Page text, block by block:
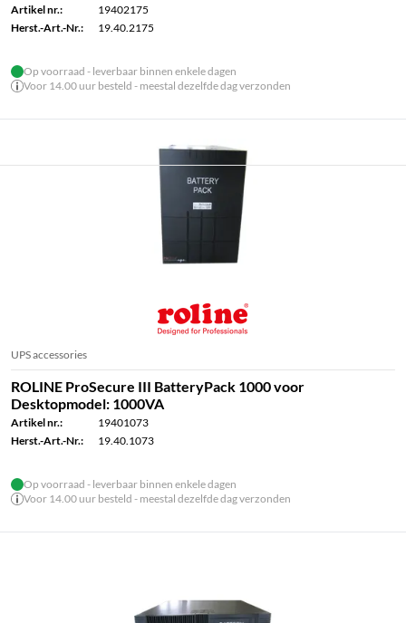
Artikel nr.:
19402175
Herst.-Art.-Nr.:
19.40.2175
Op voorraad - leverbaar binnen enkele dagen
Voor 14.00 uur besteld - meestal dezelfde dag verzonden
UPS accessories
ROLINE ProSecure III BatteryPack 1000 voor
Desktopmodel: 1000VA
Artikel nr.:
19401073
Herst.-Art.-Nr.:
19.40.1073
Op voorraad - leverbaar binnen enkele dagen
Voor 14.00 uur besteld - meestal dezelfde dag verzonden